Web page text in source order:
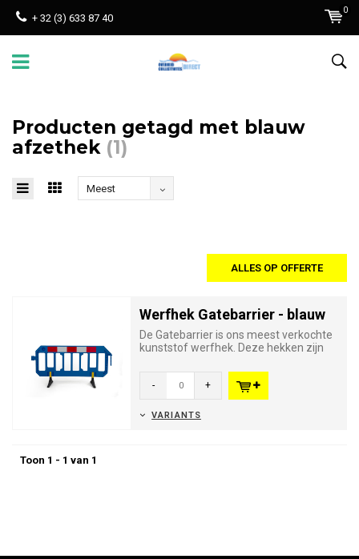
+ 32 (3) 633 87 40
0
Producten getagd met blauw
afzethek (1)
Meest
ALLES OP OFFERTE
Werfhek Gatebarrier - blauw
De Gatebarrier is ons meest verkochte
kunststof werfhek. Deze hekken zijn
- +
VARIANTS
Toon 1 - 1 van 1